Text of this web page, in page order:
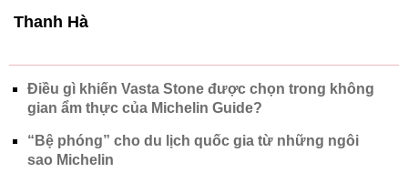
Thanh Hà
Điều gì khiến Vasta Stone được chọn trong không
gian ẩm thực của Michelin Guide?
“Bệ phóng” cho du lịch quốc gia từ những ngôi
sao Michelin